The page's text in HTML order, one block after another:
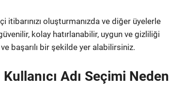
itibarınızı oluşturmanızda ve diğer üyelerle
kolay hatırlanabilir, uygun ve gizliliği
başarılı bir şekilde yer alabilirsiniz.
Adı Seçimi Neden